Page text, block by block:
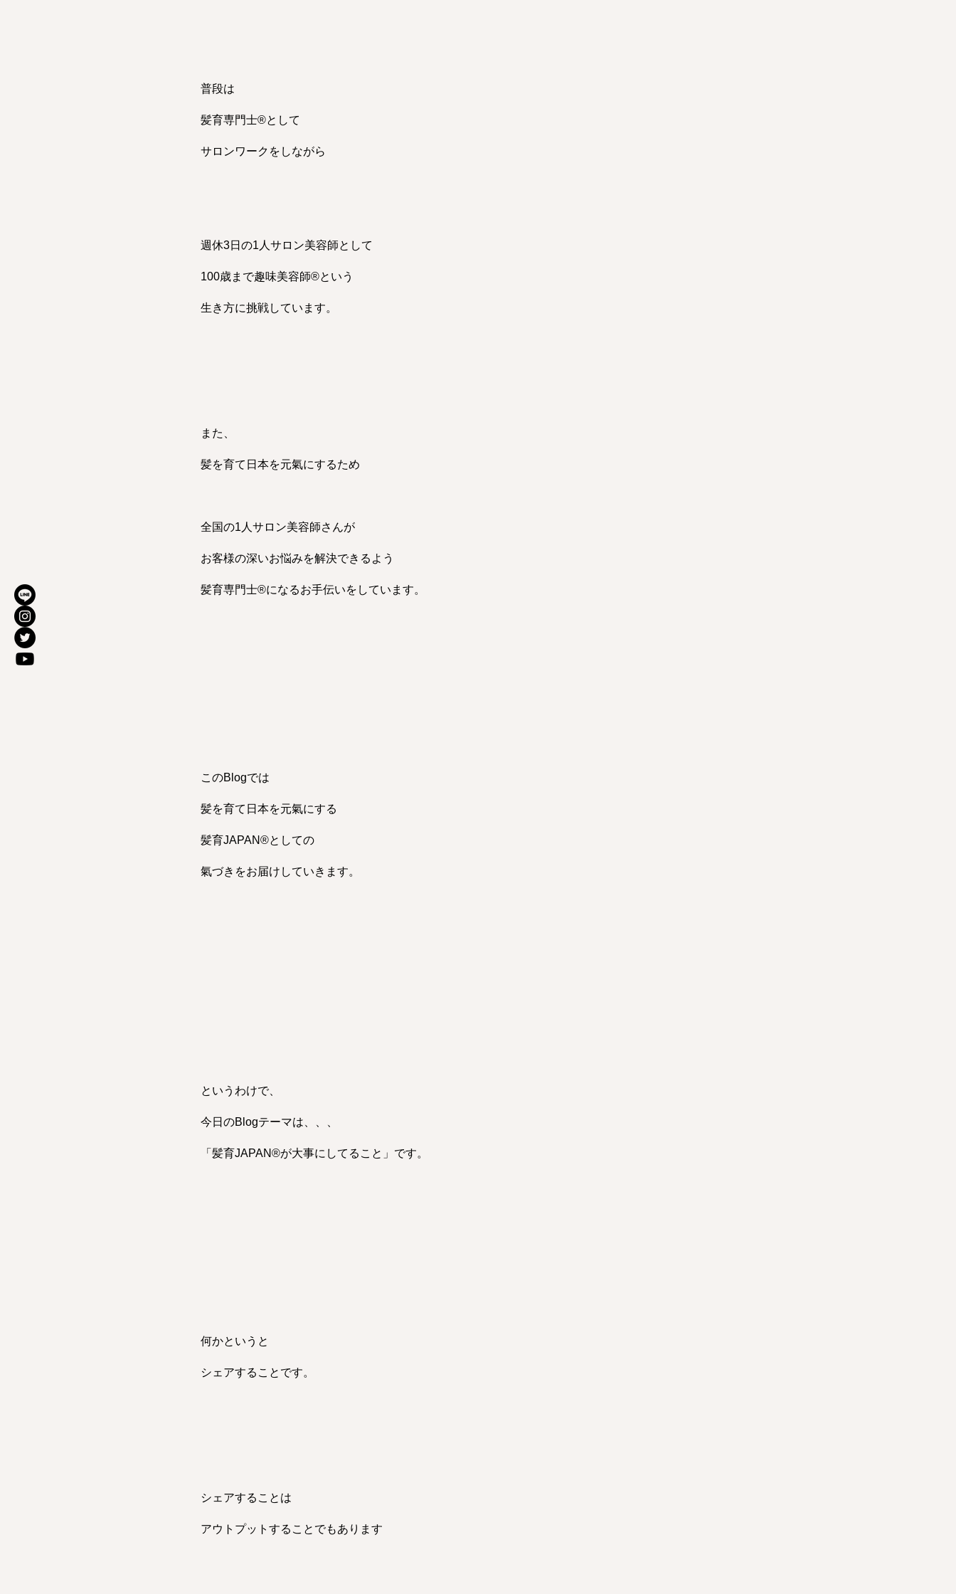
普段は
髪育専門士®︎として
サロンワークをしながら
週休3日の1人サロン美容師として
100歳まで趣味美容師®︎という
生き方に挑戦しています。
また、
髪を育て日本を元氣にするため
全国の1人サロン美容師さんが
お客様の深いお悩みを解決できるよう
髪育専門士®︎になるお手伝いをしています。
このBlogでは
髪を育て日本を元氣にする
髪育JAPAN®︎としての
氣づきをお届けしていきます。
というわけで、
今日のBlogテーマは、、、
「髪育JAPAN®︎が大事にしてること」です。
何かというと
シェアすることです。
シェアすることは
アウトプットすることでもあります